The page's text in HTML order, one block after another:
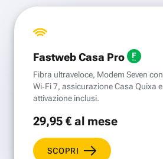
Fastweb Casa Pro
Fibra ultraveloce, Modem Seven con
Wi‑Fi 7, assicurazione Casa Quixa e
attivazione inclusi.
29,95 €al mese
SCOPRI